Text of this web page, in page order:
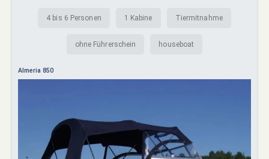
4 bis 6 Personen 1 Kabine Tiermitnahme
ohne Führerschein houseboat
Almeria 850